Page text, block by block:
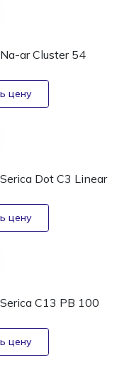
ar Cluster 54
Dot C3 Linear
C13 PB 100